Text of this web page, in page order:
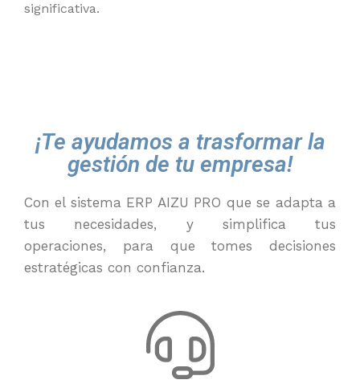
significativa.
¡Te ayudamos a trasformar la
gestión de tu empresa!
Conelsistema ERP AIZU PRO que se adapta a
tus necesidades, y simplifica tus
operaciones, para que tomes decisiones
estratégicas con confianza.